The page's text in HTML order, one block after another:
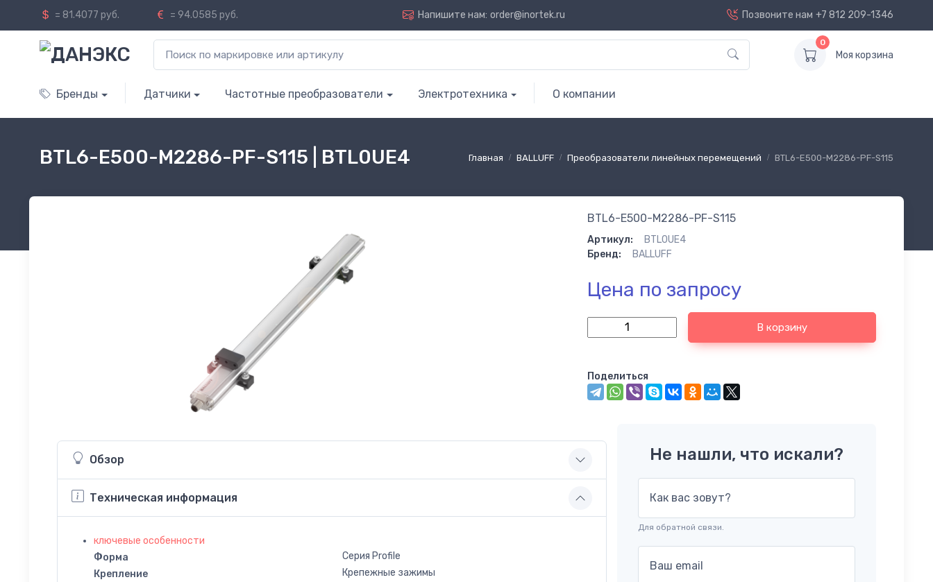
= 81.4077 руб. = 94.0585 руб. Напишите нам: order@inortek.ru Позвоните нам +7 812 209-1346
0
Моя корзина
Бренды Датчики Частотные преобразователи Электротехника О компании
Главная BALLUFF Преобразователи линейных перемещений BTL6-E500-M2286-PF-S115
BTL6-E500-M2286-PF-S115 | BTL0UE4
BTL6-E500-M2286-PF-S115
Артикул:
BTL0UE4
Бренд:
BALLUFF
Цена по запросу
В корзину
Поделиться
Обзор
Техническая информация
ключевые особенности
Форма
Серия Profile
Крепление
Крепежные зажимы
Не нашли, что искали?
Как вас зовут?
Для обратной связи.
Ваш email